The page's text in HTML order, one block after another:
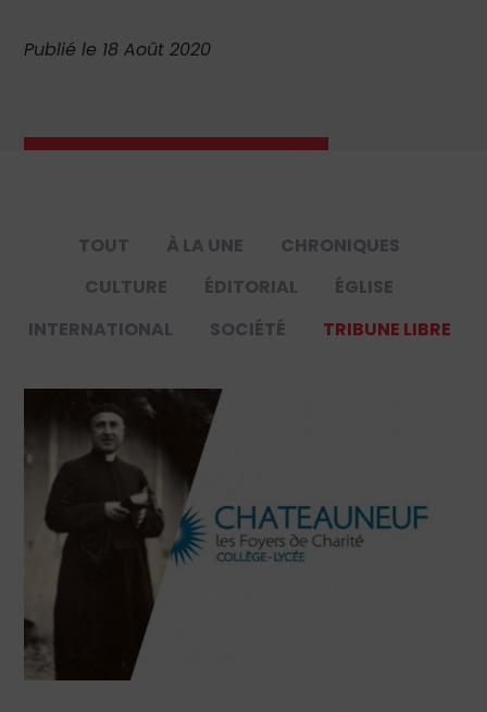
Publié le 18 Août 2020
TOUT À LA UNE
CHRONIQUES
CULTURE
ÉDITORIAL
ÉGLISE
INTERNATIONAL
SOCIÉTÉ TRIBUNE LIBRE